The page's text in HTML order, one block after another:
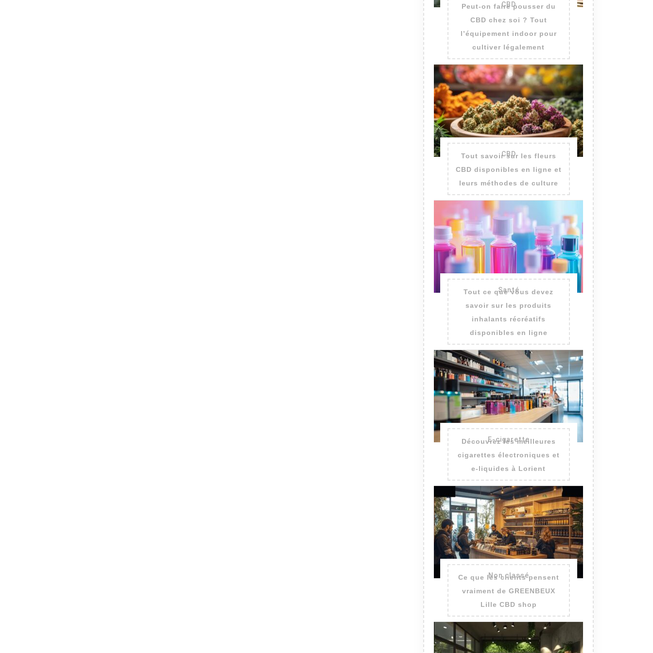
CBD
Peut-on faire pousser du
CBD chez soi ? Tout
l’équipement indoor pour
cultiver légalement
CBD
Tout savoir sur les fleurs
CBD disponibles en ligne et
leurs méthodes de culture
Santé
Tout ce que vous devez
savoir sur les produits
inhalants récréatifs
disponibles en ligne
E-cigarette
Découvrez les meilleures
cigarettes électroniques et
e-liquides à Lorient
Non classé
Ce que les clients pensent
vraiment de GREENBEUX
Lille CBD shop